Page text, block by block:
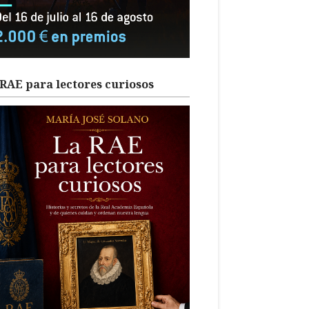
para lectores curiosos